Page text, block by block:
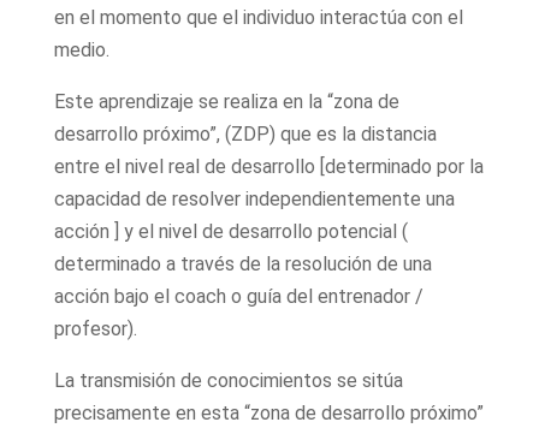
en el momento que el individuo interactúa con el
medio.
Este aprendizaje se realiza en la “zona de
desarrollo próximo”, (ZDP) que es la distancia
entre el nivel real de desarrollo [determinado por la
capacidad de resolver independientemente una
acción ] y el nivel de desarrollo potencial (
determinado a través de la resolución de una
acción bajo el coach o guía del entrenador /
profesor).
La transmisión de conocimientos se sitúa
precisamente en esta “zona de desarrollo próximo”